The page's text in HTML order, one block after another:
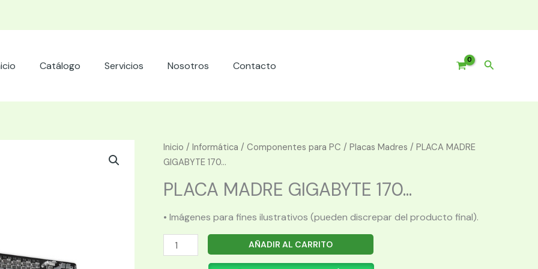
Catálogo Servicios Nosotros Contacto Buscar
Inicio / Informática / Componentes para PC / Placas Madres / PLACA MADRE
GIGABYTE 170...
PLACA MADRE GIGABYTE 170...
• Imágenes para fines ilustrativos (pueden discrepar del producto final).
PLACA
MADRE
AÑADIR AL CARRITO